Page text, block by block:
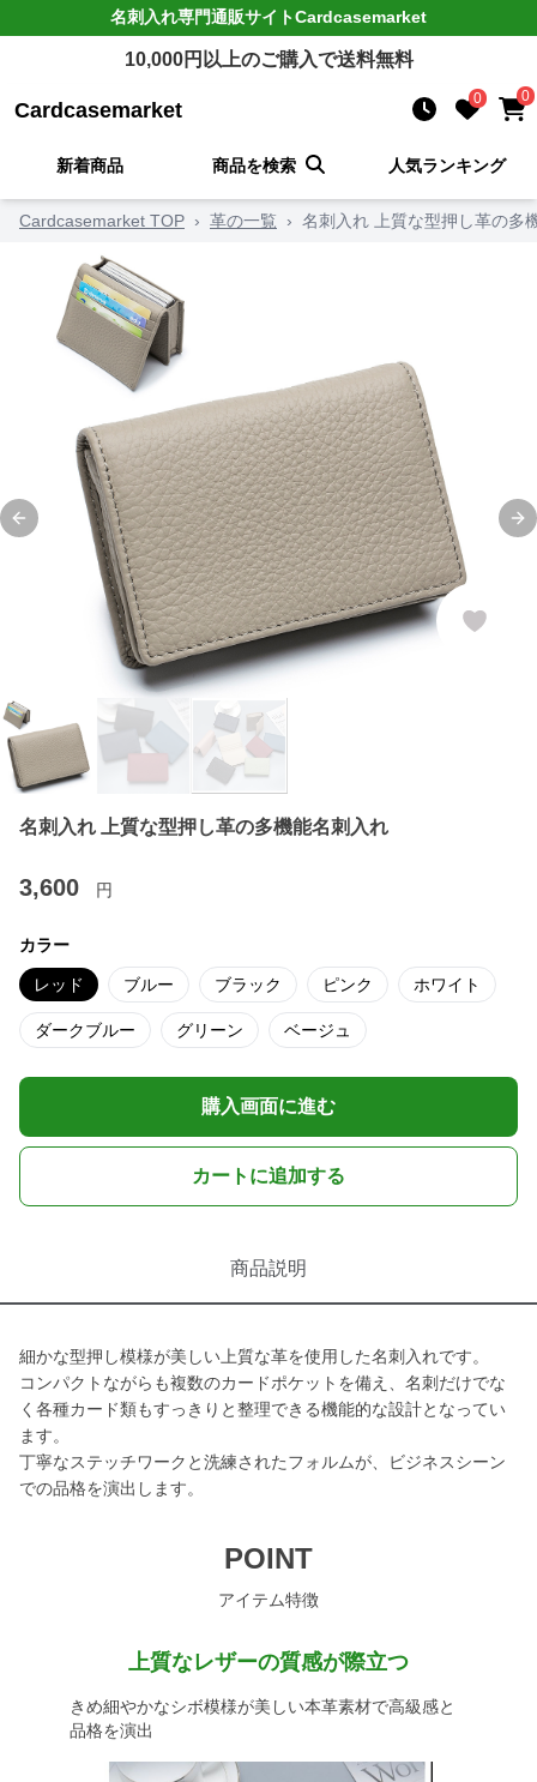
名刺入れ専門通販サイトCardcasemarket
10,000円以上のご購入で送料無料
Cardcasemarket 0 0
新着商品 商品を検索 人気ランキング
Cardcasemarket TOP › 革の一覧 › 名刺入れ 上質な型押し革の多
Previous slide
名刺入れ 上質な型押し革の多機能名刺入れ
3,600 円
カラー
レッド ブルー ブラック ピンク ホワイト
ダークブルー グリーン ベージュ
購入画面に進む
カートに追加する
商品説明
細かな型押し模様が美しい上質な革を使用した名刺入れです。
コンパクトながらも複数のカードポケットを備え、名刺だけでな
く各種カード類もすっきりと整理できる機能的な設計となってい
ます。
丁寧なステッチワークと洗練されたフォルムが、ビジネスシーン
での品格を演出します。
POINT
アイテム特徴
上質なレザーの質感が際立つ
きめ細やかなシボ模様が美しい本革素材で高級感と
品格を演出